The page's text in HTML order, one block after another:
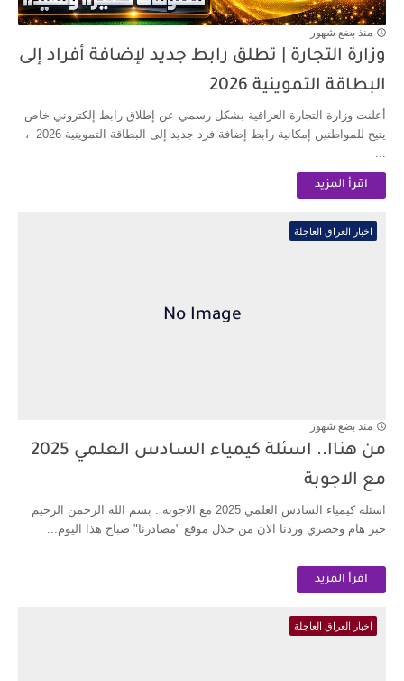
منذ بضع شهور
وزارة التجارة | تطلق رابط جديد لإضافة أفراد إلى
البطاقة التموينية 2026
أعلنت وزارة التجارة العراقية بشكل رسمي عن إطلاق رابط إلكتروني خاص
يتيح للمواطنين إمكانية رابط إضافة فرد جديد إلى البطاقة التموينية 2026 ،
...
اقرأ المزيد
اخبار العراق العاجلة
منذ بضع شهور
من هناا.. اسئلة كيمياء السادس العلمي 2025
مع الاجوبة
اسئلة كيمياء السادس العلمي 2025 مع الاجوبة : بسم الله الرحمن الرحيم
خبر هام وحصري وردنا الان من خلال موقع "مصادرنا" صباح هذا اليوم...
اقرأ المزيد
اخبار العراق العاجلة